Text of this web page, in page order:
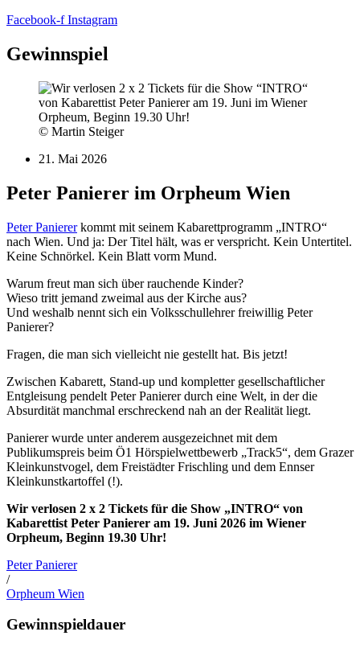
Facebook-f Instagram
Gewinnspiel
© Martin Steiger
21. Mai 2026
Peter Panierer im Orpheum Wien
Peter Paniererkommt mit seinem Kabarettprogramm „INTRO“
nach Wien. Und ja: Der Titel hält, was er verspricht. Kein Untertitel.
Keine Schnörkel. Kein Blatt vorm Mund.
Warum freut man sich über rauchende Kinder?
Wieso tritt jemand zweimal aus der Kirche aus?
Und weshalb nennt sich ein Volksschullehrer freiwillig Peter
Panierer?
Fragen, die man sich vielleicht nie gestellt hat. Bis jetzt!
Zwischen Kabarett, Stand-up und kompletter gesellschaftlicher
Entgleisung pendelt Peter Panierer durch eine Welt, in der die
Absurdität manchmal erschreckend nah an der Realität liegt.
Panierer wurde unter anderem ausgezeichnet mit dem
Publikumspreis beim Ö1 Hörspielwettbewerb „Track5“, dem Grazer
Kleinkunstvogel, dem Freistädter Frischling und dem Ennser
Kleinkunstkartoffel (!).
Wir verlosen 2 x 2 Tickets für die Show „INTRO“ von
Kabarettist Peter Panierer am 19. Juni 2026 im Wiener
Orpheum, Beginn 19.30 Uhr!
Peter Panierer
/
Orpheum Wien
Gewinnspieldauer